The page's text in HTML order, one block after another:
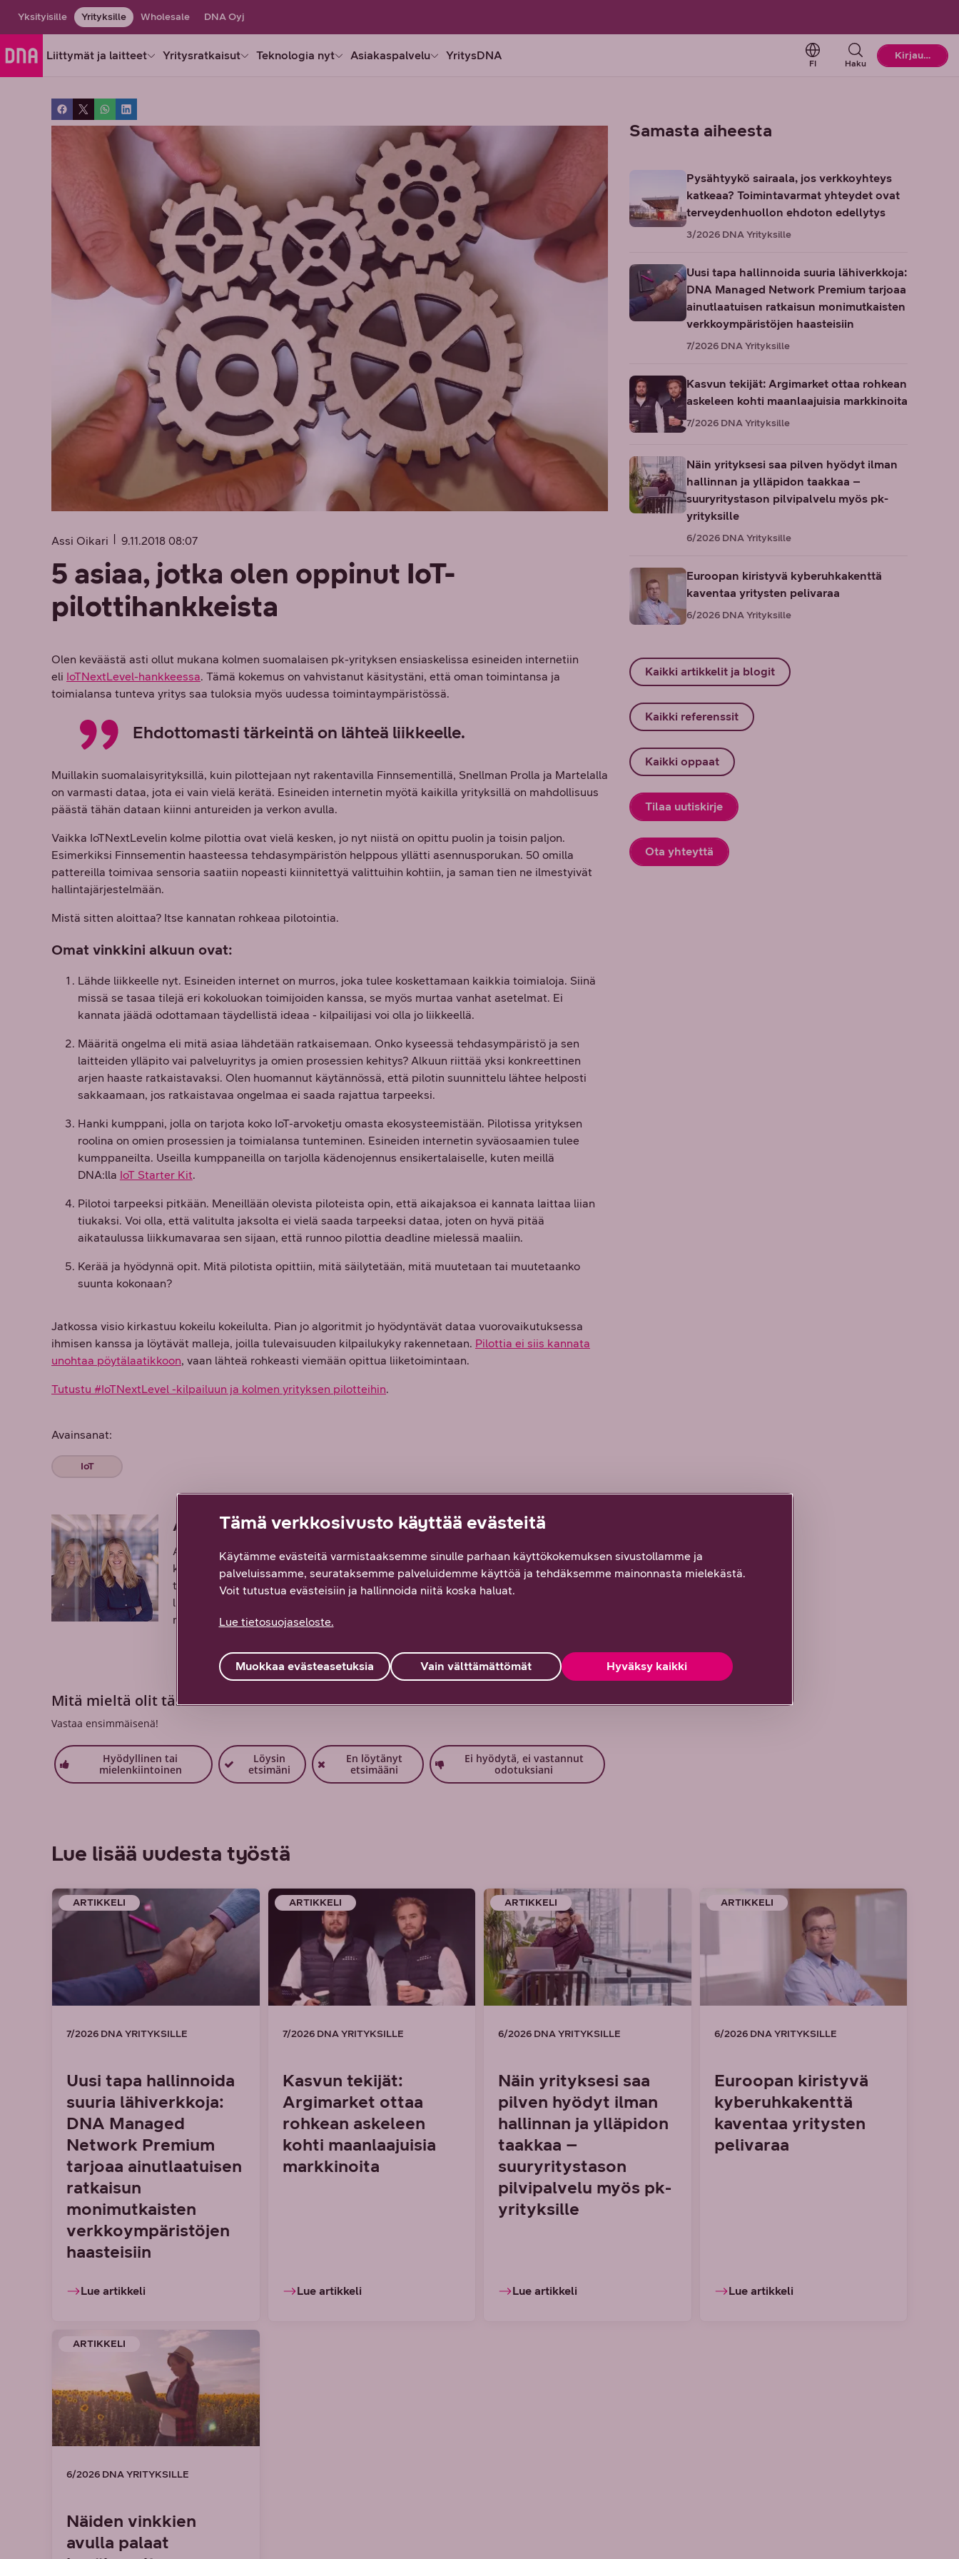
Yksityisille Yrityksille Wholesale DNA Oyj
Liittymät ja laitteet Yritysratkaisut Teknologia nyt Asiakaspalvelu YritysDNA
Change language. Current
FI Haku
Kirjaudu
Assi Oikari 9.11.2018 08:07
5 asiaa, jotka olen oppinut IoT-
pilottihankkeista
Olen keväästä asti ollut mukana kolmen suomalaisen pk-yrityksen ensiaskelissa esineiden internetiin
eli IoTNextLevel-hankkeessa. Tämä kokemus on vahvistanut käsitystäni, että oman toimintansa ja
toimialansa tunteva yritys saa tuloksia myös uudessa toimintaympäristössä.
Ehdottomasti tärkeintä on lähteä liikkeelle.
Muillakin suomalaisyrityksillä, kuin pilottejaan nyt rakentavilla Finnsementillä, Snellman Prolla ja Martelalla
on varmasti dataa, jota ei vain vielä kerätä. Esineiden internetin myötä kaikilla yrityksillä on mahdollisuus
päästä tähän dataan kiinni antureiden ja verkon avulla.
Vaikka IoTNextLevelin kolme pilottia ovat vielä kesken, jo nyt niistä on opittu puolin ja toisin paljon.
Esimerkiksi Finnsementin haasteessa tehdasympäristön helppous yllätti asennusporukan. 50 omilla
pattereilla toimivaa sensoria saatiin nopeasti kiinnitettyä valittuihin kohtiin, ja saman tien ne ilmestyivät
hallintajärjestelmään.
Mistä sitten aloittaa? Itse kannatan rohkeaa pilotointia.
Omat vinkkini alkuun ovat:
Lähde liikkeelle nyt. Esineiden internet on murros, joka tulee koskettamaan kaikkia toimialoja. Siinä
missä se tasaa tilejä eri kokoluokan toimijoiden kanssa, se myös murtaa vanhat asetelmat. Ei
kannata jäädä odottamaan täydellistä ideaa - kilpailijasi voi olla jo liikkeellä.
Määritä ongelma eli mitä asiaa lähdetään ratkaisemaan. Onko kyseessä tehdasympäristö ja sen
laitteiden ylläpito vai palveluyritys ja omien prosessien kehitys? Alkuun riittää yksi konkreettinen
arjen haaste ratkaistavaksi. Olen huomannut käytännössä, että pilotin suunnittelu lähtee helposti
sakkaamaan, jos ratkaistavaa ongelmaa ei saada rajattua tarpeeksi.
Hanki kumppani, jolla on tarjota koko IoT-arvoketju omasta ekosysteemistään. Pilotissa yrityksen
roolina on omien prosessien ja toimialansa tunteminen. Esineiden internetin syväosaamien tulee
kumppaneilta. Useilla kumppaneilla on tarjolla kädenojennus ensikertalaiselle, kuten meillä
DNA:lla IoT Starter Kit.
Pilotoi tarpeeksi pitkään. Meneillään olevista piloteista opin, että aikajaksoa ei kannata laittaa liian
tiukaksi. Voi olla, että valitulta jaksolta ei vielä saada tarpeeksi dataa, joten on hyvä pitää
aikataulussa liikkumavaraa sen sijaan, että runnoo pilottia deadline mielessä maaliin.
Kerää ja hyödynnä opit. Mitä pilotista opittiin, mitä säilytetään, mitä muutetaan tai muutetaanko
suunta kokonaan?
Jatkossa visio kirkastuu kokeilu kokeilulta. Pian jo algoritmit jo hyödyntävät dataa vuorovaikutuksessa
ihmisen kanssa ja löytävät malleja, joilla tulevaisuuden kilpailukyky rakennetaan. Pilottia ei siis kannata
unohtaa pöytälaatikkoon, vaan lähteä rohkeasti viemään opittua liiketoimintaan.
Tutustu #IoTNextLevel -kilpailuun ja kolmen yrityksen pilotteihin.
Avainsanat:
IoT
Assi Oikari
Assi Oikari vastaa DNA:lla suurista ja kansainvälisistä asiakkuuksista. Hän
keskittyy jatkuvasti kehittämään ja parantamaan asiakasratkaisuja vastaamaan
tulevaisuuden verkkotarpeita. Assilla on vahva sitoutuminen asiakasarvon
luomiseen sekä ratkaisujen kehittämiseen tietoturvallisiksi liiketoiminnan
mahdollistajiksi.
Mitä mieltä olit tästä sisällöstä? Palautteesi on tärkeää!
Vastaa ensimmäisenä!
Hyödyllinen tai
mielenkiintoinen
Löysin
etsimäni
En löytänyt
etsimääni
Ei hyödytä, ei vastannut
odotuksiani
Samasta aiheesta
Pysähtyykö sairaala, jos verkkoyhteys
katkeaa? Toimintavarmat yhteydet ovat
terveydenhuollon ehdoton edellytys
3/2026 DNA Yrityksille
Uusi tapa hallinnoida suuria lähiverkkoja:
DNA Managed Network Premium tarjoaa
ainutlaatuisen ratkaisun monimutkaisten
verkkoympäristöjen haasteisiin
7/2026 DNA Yrityksille
Kasvun tekijät: Argimarket ottaa rohkean
askeleen kohti maanlaajuisia markkinoita
7/2026 DNA Yrityksille
Näin yrityksesi saa pilven hyödyt ilman
hallinnan ja ylläpidon taakkaa –
suuryritystason pilvipalvelu myös pk-
yrityksille
6/2026 DNA Yrityksille
Euroopan kiristyvä kyberuhkakenttä
kaventaa yritysten pelivaraa
6/2026 DNA Yrityksille
Kaikki artikkelit ja blogit
Kaikki referenssit
Kaikki oppaat
Tilaa uutiskirje
Ota yhteyttä
Lue lisää uudesta työstä
ARTIKKELI
7/2026 DNA YRITYKSILLE
Uusi tapa hallinnoida
suuria lähiverkkoja:
DNA Managed
Network Premium
tarjoaa ainutlaatuisen
ratkaisun
monimutkaisten
verkkoympäristöjen
haasteisiin
Lue artikkeli
ARTIKKELI
7/2026 DNA YRITYKSILLE
Kasvun tekijät:
Argimarket ottaa
rohkean askeleen
kohti maanlaajuisia
markkinoita
Lue artikkeli
ARTIKKELI
6/2026 DNA YRITYKSILLE
Näin yrityksesi saa
pilven hyödyt ilman
hallinnan ja ylläpidon
taakkaa –
suuryritystason
pilvipalvelu myös pk-
yrityksille
Lue artikkeli
ARTIKKELI
6/2026 DNA YRITYKSILLE
Euroopan kiristyvä
kyberuhkakenttä
kaventaa yritysten
pelivaraa
Lue artikkeli
ARTIKKELI
6/2026 DNA YRITYKSILLE
Näiden vinkkien
avulla palaat
Tämä verkkosivusto käyttää evästeitä
Käytämme evästeitä varmistaaksemme sinulle parhaan käyttökokemuksen sivustollamme ja
palveluissamme, seurataksemme palveluidemme käyttöä ja tehdäksemme mainonnasta mielekästä.
Voit tutustua evästeisiin ja hallinnoida niitä koska haluat.
Lue tietosuojaseloste.
Vain välttämättömät Hyväksy kaikki
Muokkaa evästeasetuksia